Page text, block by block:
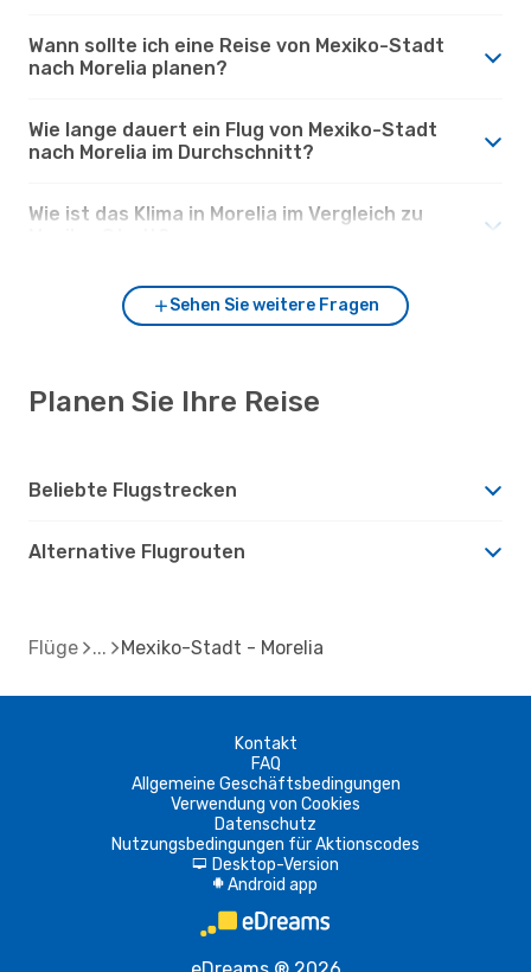
Wann sollte ich eine Reise von Mexiko-Stadt
nach Morelia planen?
Wie lange dauert ein Flug von Mexiko-Stadt
nach Morelia im Durchschnitt?
Wie ist das Klima in Morelia im Vergleich zu
Sehen Sie weitere Fragen
Planen Sie Ihre Reise
Beliebte Flugstrecken
Alternative Flugrouten
Flüge Mexiko-Stadt - Morelia
Kontakt
FAQ
Allgemeine Geschäftsbedingungen
Verwendung von Cookies
Datenschutz
Nutzungsbedingungen für Aktionscodes
d Desktop-Version
A Android app